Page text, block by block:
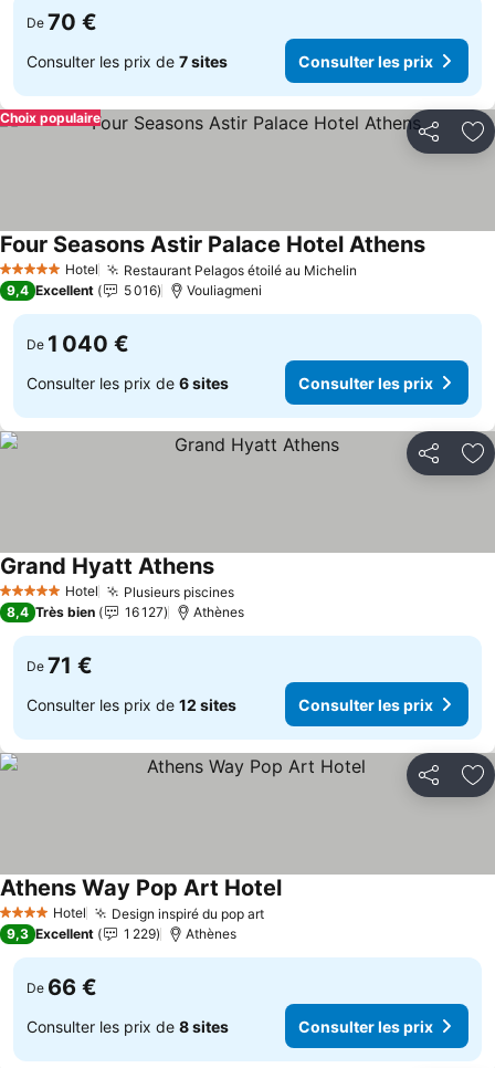
De 70 €
Consulter les prix de 7 sites Consulter les prix
Partager
Choix populaire
5 Étoiles Hotel Restaurant Pelagos étoilé au Michelin
Four Seasons Astir Palace Hotel Athens
9,4 Excellent 5 016 Vouliagmeni
De 1 040 €
Consulter les prix de 6 sites Consulter les prix
Partager
5 Étoiles Hotel Plusieurs piscines
Grand Hyatt Athens
8,4 Très bien 16 127 Athènes
De 71 €
Consulter les prix de 12 sites Consulter les prix
Partager
4 Étoiles Hotel Design inspiré du pop art
Athens Way Pop Art Hotel
9,3 Excellent 1 229 Athènes
De 66 €
Consulter les prix de 8 sites Consulter les prix